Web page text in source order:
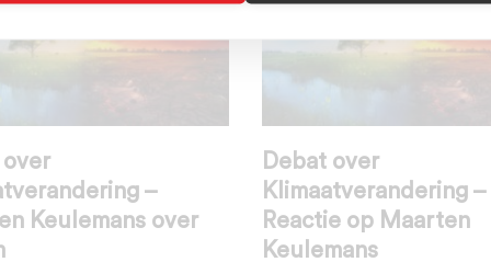
over
–
Keulemans over
Debat over
Klimaatverandering –
Reactie op Maarten
Keulemans